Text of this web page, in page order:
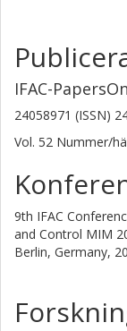
IFAC-
24058971 (ISSN)
Vol. 52 Nummer/
9th IFAC
and Control MIM
Berlin, Germany,